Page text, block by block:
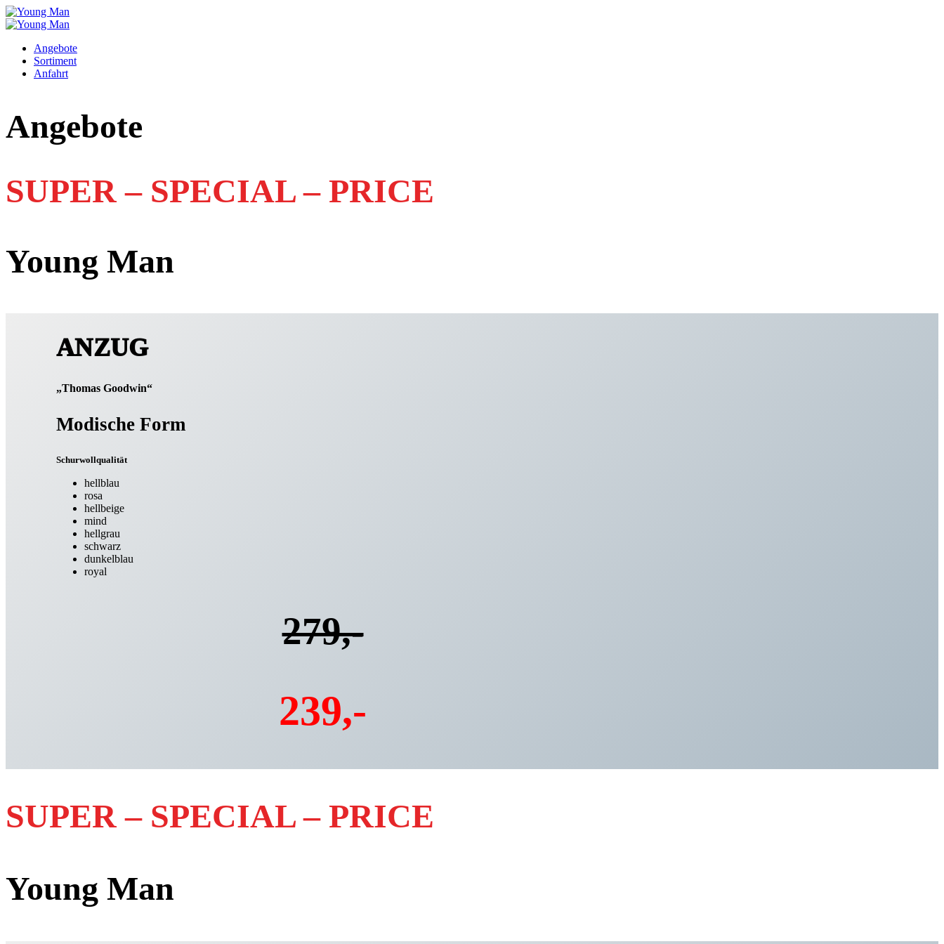
Angebote
Sortiment
Anfahrt
Angebote
SUPER – SPECIAL – PRICE
Young Man
ANZUG
„Thomas Goodwin“
Modische Form
Schurwollqualität
hellblau
rosa
hellbeige
mind
hellgrau
schwarz
dunkelblau
royal
279,-
239,-
SUPER – SPECIAL – PRICE
Young Man